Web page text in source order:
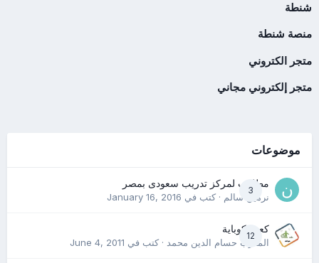
شنطة
منصة شنطة
متجر الكتروني
متجر إلكتروني مجاني
موضوعات
3
مطلوب لمركز تدريب سعودى بمصر
نرمين سالم· كتب في January 16, 2016
12
كعب كوباية
المدرب حسام الدين محمد· كتب في June 4, 2011